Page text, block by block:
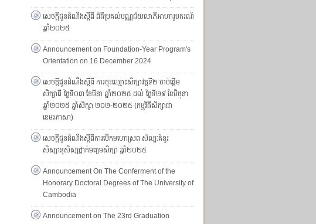
សេចក្ដីជូនដំណឹងស្ដីពី ពិធីប្រគល់បណ្ណជ័យលាភីអាហារូបករណ៍​​​​​​
ឆ្នាំ២០២៥
Announcement on Foundation-Year Program's
Orientation on 16 December 2024
សេចក្តីជូនដំណឹងស្តីពី ការចុះឈ្មោះសិក្សាវគ្គទី២ ចាប់ផ្តើម
សិក្សាពី ថ្ងៃទី០៣ ខែមីនា ឆ្នាំ២០២៥ ដល់ ថ្ងៃទី២៩ ខែមិថុនា
ឆ្នាំ២០២៥ ឆ្នាំសិក្សា ២០២-២០២៥ (កម្មវិធីសិក្សាជា
ខេមរភាសា)
សេចក្តីជូនដំណឹងស្តីពីការបើកមហោស្រព សិល្បៈគំនូរ
សិស្សានុសិស្សថ្នាក់មធ្យមសិក្សា ឆ្នាំ២០២៥
Announcement On The Conferment of the
Honorary Doctoral Degrees of The University of
Cambodia
Announcement on The 23rd Graduation